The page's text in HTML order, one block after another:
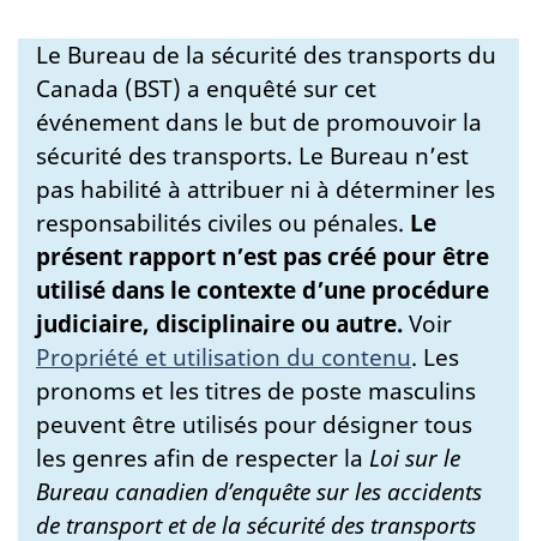
Le Bureau de la sécurité des transports du
Canada (BST) a enquêté sur cet
événement dans le but de promouvoir la
sécurité des transports. Le Bureau n’est
pas habilité à attribuer ni à déterminer les
responsabilités civiles ou pénales. Le
présent rapport n’est pas créé pour être
utilisé dans le contexte d’une procédure
judiciaire, disciplinaire ou autre.Voir
Propriété et utilisation du contenu. Les
pronoms et les titres de poste masculins
peuvent être utilisés pour désigner tous
les genres afin de respecter la Loi sur le
Bureau canadien d’enquête sur les accidents
de transport et de la sécurité des transports